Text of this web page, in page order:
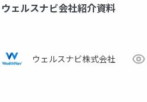
ウェルスナビ会社紹介資料
ウェルスナビ株式会社